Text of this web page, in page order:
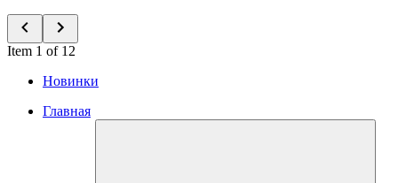
Item 1 of 12
Новинки
Главная